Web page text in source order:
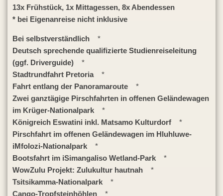
13x Frühstück, 1x Mittagessen, 8x Abendessen
* bei Eigenanreise nicht inklusive
Bei selbstverständlich *
Deutsch sprechende qualifizierte Studienreiseleitung
(ggf. Driverguide) *
Stadtrundfahrt Pretoria *
Fahrt entlang der Panoramaroute *
Zwei ganztägige Pirschfahrten in offenen Geländewagen
im Krüger-Nationalpark *
Königreich Eswatini inkl. Matsamo Kulturdorf *
Pirschfahrt im offenen Geländewagen im Hluhluwe-
iMfolozi-Nationalpark *
Bootsfahrt im iSimangaliso Wetland-Park *
WowZulu Projekt: Zulukultur hautnah *
Tsitsikamma-Nationalpark *
Cango-Tropfsteinhöhlen *